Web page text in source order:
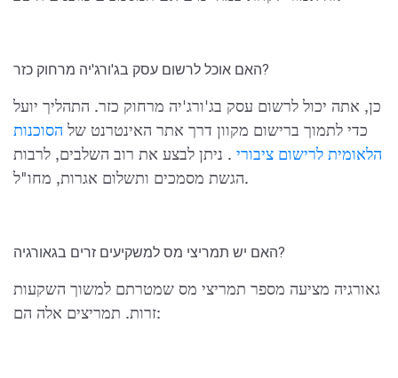
האם אוכל לרשום עסק בג'ורג'יה מרחוק כזר?
כן, אתה יכול לרשום עסק בג'ורג'יה מרחוק כזר. התהליך יועל
כדי לתמוך ברישום מקוון דרך אתר האינטרנט של הסוכנות
הלאומית לרישום ציבורי . ניתן לבצע את רוב השלבים, לרבות
הגשת מסמכים ותשלום אגרות, מחו"ל.
האם יש תמריצי מס למשקיעים זרים בגאורגיה?
גאורגיה מציעה מספר תמריצי מס שמטרתם למשוך השקעות
זרות. תמריצים אלה הם: